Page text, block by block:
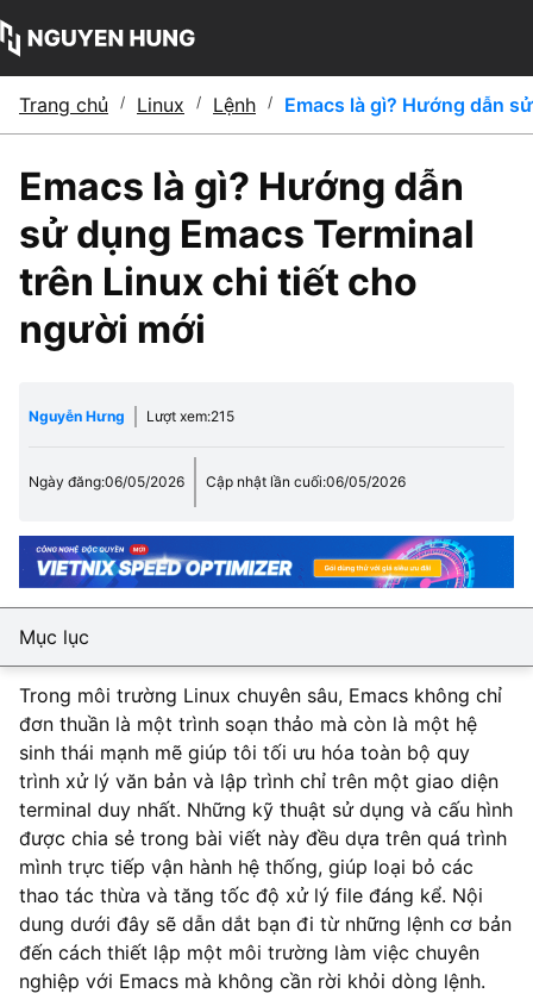
Trang chủ / Linux / Lệnh / Emacs là gì? Hướng dẫn
Emacs là gì? Hướng dẫn
sử dụng Emacs Terminal
trên Linux chi tiết cho
người mới
Nguyễn Hưng Lượt xem:215
Ngày đăng:06/05/2026 Cập nhật lần cuối:06/05/2026
Mục lục
Trong môi trường Linux chuyên sâu, Emacs không chỉ
đơn thuần là một trình soạn thảo mà còn là một hệ
sinh thái mạnh mẽ giúp tôi tối ưu hóa toàn bộ quy
trình xử lý văn bản và lập trình chỉ trên một giao diện
terminal duy nhất. Những kỹ thuật sử dụng và cấu hình
được chia sẻ trong bài viết này đều dựa trên quá trình
mình trực tiếp vận hành hệ thống, giúp loại bỏ các
thao tác thừa và tăng tốc độ xử lý file đáng kể. Nội
dung dưới đây sẽ dẫn dắt bạn đi từ những lệnh cơ bản
đến cách thiết lập một môi trường làm việc chuyên
nghiệp với Emacs mà không cần rời khỏi dòng lệnh.